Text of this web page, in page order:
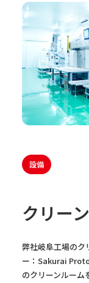
設備
クリー
弊社岐阜工場のク
ー：Sakurai
のクリーンルーム